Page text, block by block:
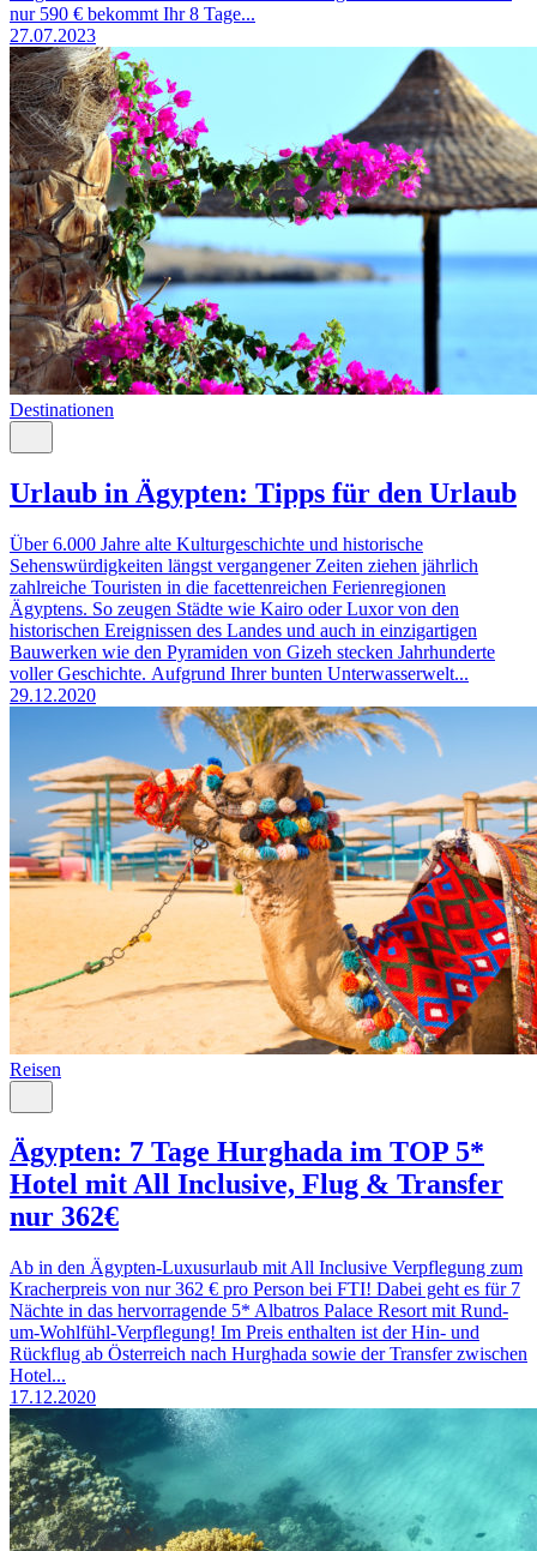
nur 590 € bekommt Ihr 8 Tage...
27.07.2023
Destinationen
Urlaub in Ägypten: Tipps für den Urlaub
Über 6.000 Jahre alte Kulturgeschichte und historische
Sehenswürdigkeiten längst vergangener Zeiten ziehen jährlich
zahlreiche Touristen in die facettenreichen Ferienregionen
Ägyptens. So zeugen Städte wie Kairo oder Luxor von den
historischen Ereignissen des Landes und auch in einzigartigen
Bauwerken wie den Pyramiden von Gizeh stecken Jahrhunderte
voller Geschichte. Aufgrund Ihrer bunten Unterwasserwelt...
29.12.2020
Reisen
Ägypten: 7 Tage Hurghada im TOP 5*
Hotel mit All Inclusive, Flug & Transfer
nur 362€
Ab in den Ägypten-Luxusurlaub mit All Inclusive Verpflegung zum
Kracherpreis von nur 362 € pro Person bei FTI! Dabei geht es für 7
Nächte in das hervorragende 5* Albatros Palace Resort mit Rund-
um-Wohlfühl-Verpflegung! Im Preis enthalten ist der Hin- und
Rückflug ab Österreich nach Hurghada sowie der Transfer zwischen
Hotel...
17.12.2020